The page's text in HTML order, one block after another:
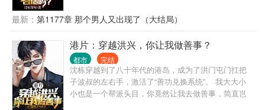
刑侦的活儿的。 上班第一天，连抓7个惯偷，1个绑架
杀人犯。 第二天，抓捕一个B通。 第三天，挖出了隐
藏10年的惊天大案主犯。 第四天…… 交警大队队
长：“祖宗，咱是交警，你咋天天往刑侦那边送人？”
局长：“谁？谁让徐麟去交警队的，给老子站出来。彻
查，一撸到底！” 罪犯之中流传着一个传说，“哪里都
能去，江云市除外。去了，必被抓！”
最新： 第1177章 那个男人又出现了（大结局）
港片：穿越洪兴，你让我做善事？
都市 完结
沈栋穿越到了八十年代的港岛，成为了洪门屯门扛把
子波叔的左右手，激活了“善功兑换系统”。 我大大小
小也是一个帮派头目，你竟然让我去做善事，简直岂